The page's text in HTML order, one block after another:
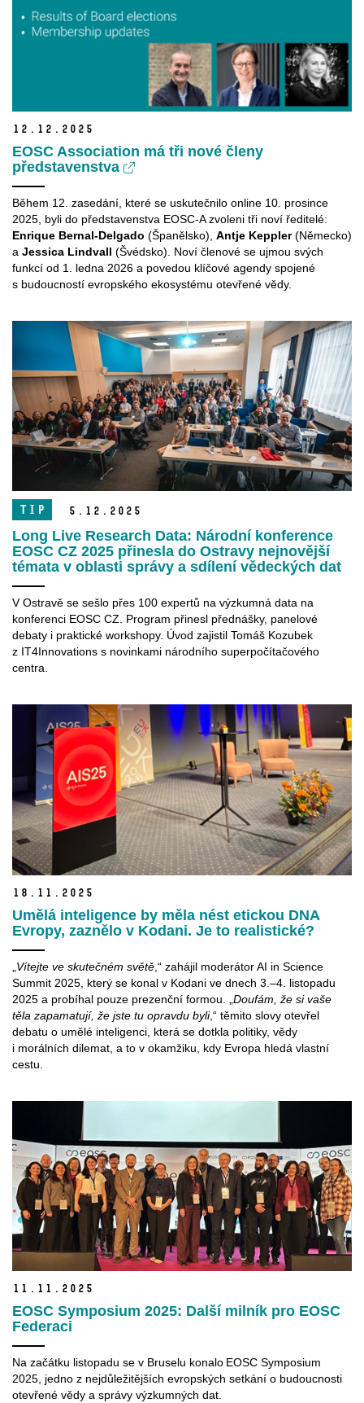
12. 12. 2025
EOSC Association má tři nové členy
představenstva
Během 12. zasedání, které se uskutečnilo online 10. prosince
2025, byli do představenstva EOSC-A zvoleni tři noví ředitelé:
Enrique Bernal-Delgado (Španělsko), Antje Keppler(Německo)
a Jessica Lindvall (Švédsko). Noví členové se ujmou svých
funkcí od 1. ledna 2026 a povedou klíčové agendy spojené
s budoucností evropského ekosystému otevřené vědy.
TIP 5. 12. 2025
Long Live Research Data: Národní konference
EOSC CZ 2025 přinesla do Ostravy nejnovější
témata v oblasti správy a sdílení vědeckých dat
V Ostravě se sešlo přes 100 expertů na výzkumná data na
konferenci EOSC CZ. Program přinesl přednášky, panelové
debaty i praktické workshopy. Úvod zajistil Tomáš Kozubek
z IT4Innovations s novinkami národního superpočítačového
centra.
18. 11. 2025
Umělá inteligence by měla nést etickou DNA
Evropy, zaznělo v Kodani. Je to realistické?
Vítejte ve skutečném světě ,“ zahájil moderátor AI in Science
Summit 2025, který se konal v Kodani ve dnech 3.–4. listopadu
2025 a probíhal pouze prezenční formou. „ Doufám, že si vaše
těla zapamatují, že jste tu opravdu byli,“ těmito slovy otevřel
debatu o umělé inteligenci, která se dotkla politiky, vědy
i morálních dilemat, a to v okamžiku, kdy Evropa hledá vlastní
cestu.
11. 11. 2025
EOSC Symposium 2025: Další milník pro EOSC
Federaci
Na začátku listopadu se v Bruselu konalo EOSC Symposium
2025, jedno z nejdůležitějších evropských setkání o budoucnosti
otevřené vědy a správy výzkumných dat.